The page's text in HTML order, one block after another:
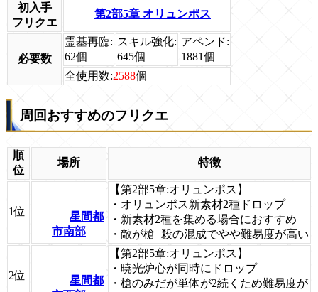
初入手
フリクエ
第2部5章 オリュンポス
必要数
霊基再臨:
62個
スキル強化:
645個
アペンド:
1881個
全使用数:2588個
周回おすすめのフリクエ
順
位
場所 特徴
1位
星間都
市南部
【第2部5章:オリュンポス】
・オリュンポス新素材2種ドロップ
・新素材2種を集める場合におすすめ
・敵が槍+殺の混成でやや難易度が高い
2位
星間都
【第2部5章:オリュンポス】
・暁光炉心が同時にドロップ
・槍のみだが単体が2続くため難易度が